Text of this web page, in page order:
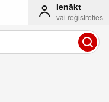
Ienākt
vai reģistrēties